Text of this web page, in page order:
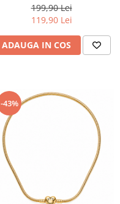
199,90 Lei
119,90 Lei
ADAUGA IN COS
-43%